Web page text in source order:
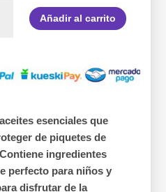
Añadir al carrito
esenciales que
de piquetes de
ingredientes
perfecto para niños y
disfrutar de la